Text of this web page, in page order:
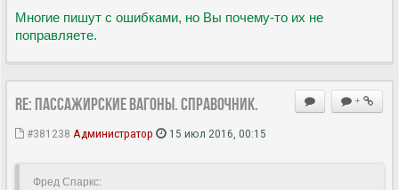
Многие пишут с ошибками, но Вы почему-то их не
поправляете.
+
Re: Пассажирские вагоны. Справочник.
#381238 Администратор 15 июл 2016, 00:15
Фред Спаркс: